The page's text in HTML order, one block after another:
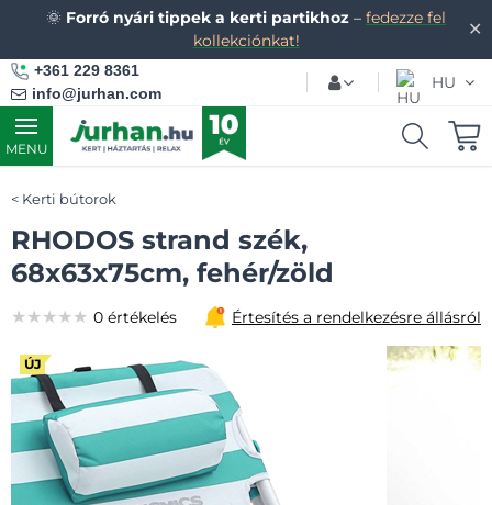
✕
🌞 Forró nyári tippek a kerti partikhoz – fedezze fel
kollekciónkat!
+361 229 8361
info@jurhan.com
HU
MENU
Kerti bútorok
RHODOS strand szék,
68x63x75cm, fehér/zöld
ÚJ
★★★★★
★★★★★
★★★★★ 0 értékelés Értesítés a rendelkezésre állásról